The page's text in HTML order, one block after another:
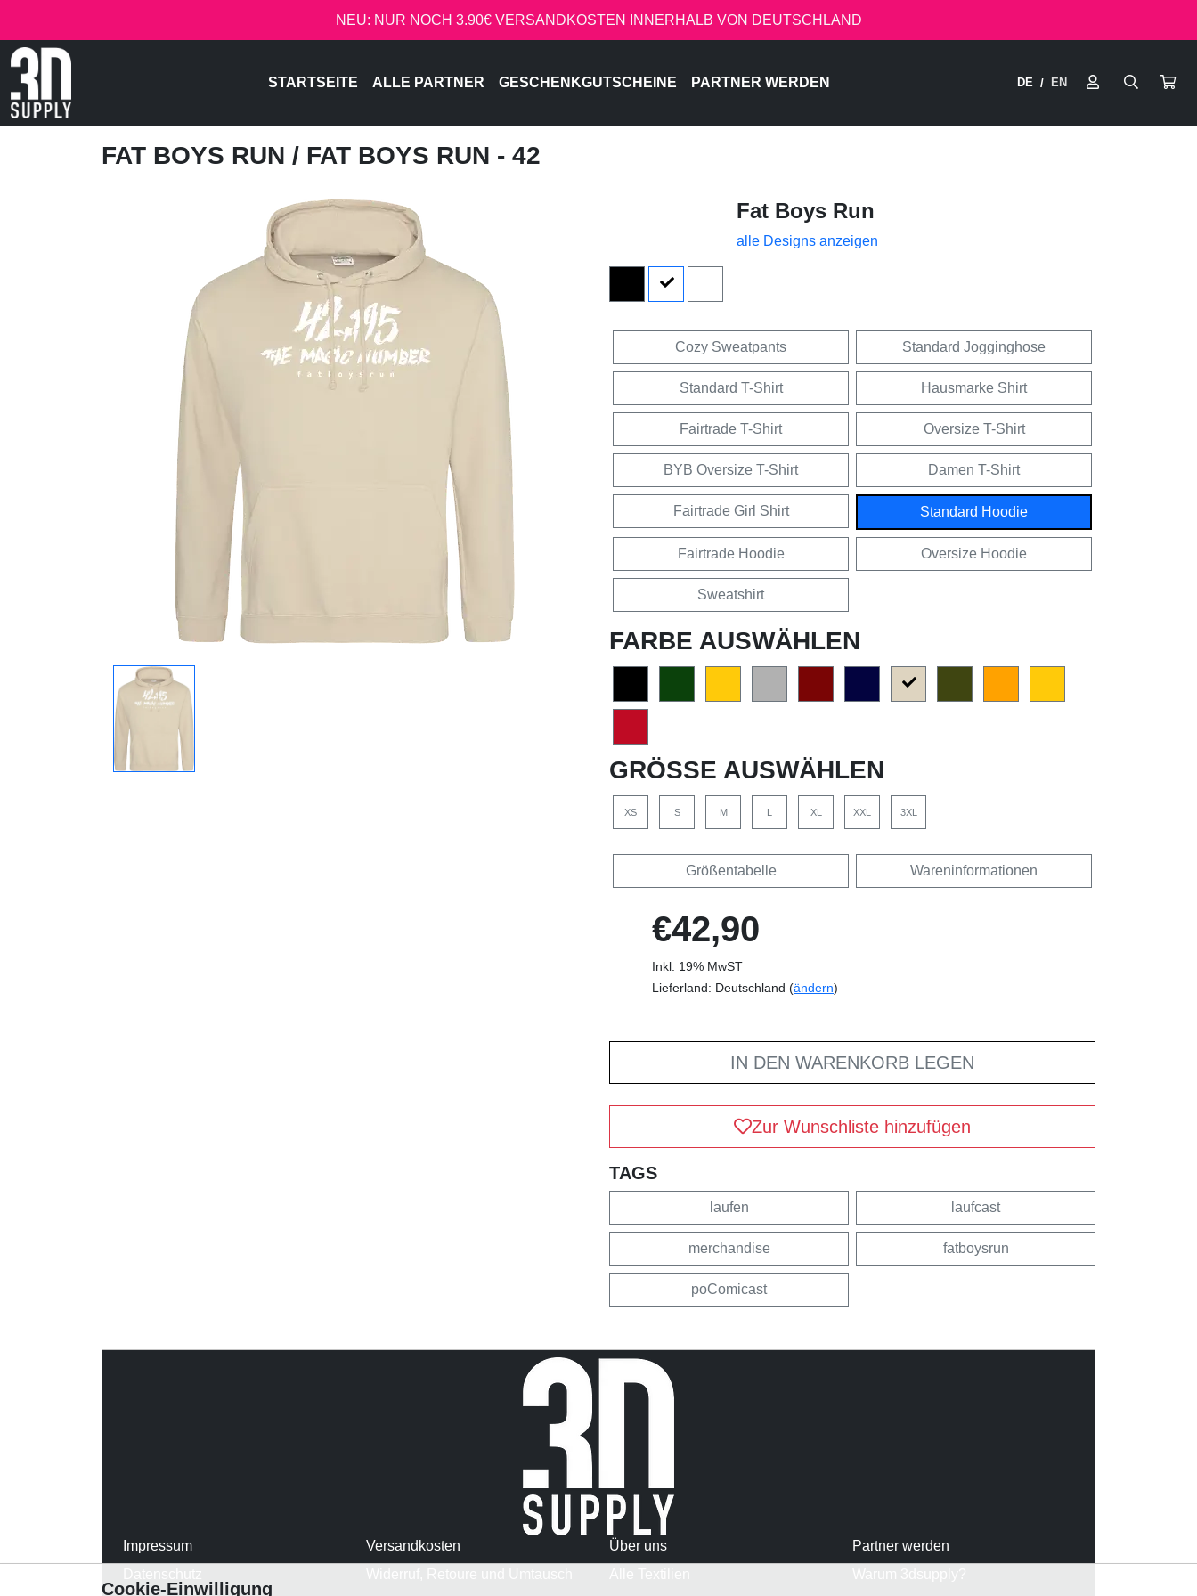
NEU: NUR NOCH 3.90€ VERSANDKOSTEN INNERHALB VON DEUTSCHLAND
STARTSEITE ALLE PARTNER GESCHENKGUTSCHEINE PARTNER WERDEN DE / EN
FAT BOYS RUN / FAT BOYS RUN - 42
Fat Boys Run
alle Designs anzeigen
Cozy Sweatpants Standard Jogginghose
Standard T-Shirt Hausmarke Shirt
Fairtrade T-Shirt Oversize T-Shirt
BYB Oversize T-Shirt Damen T-Shirt
Fairtrade Girl Shirt Standard Hoodie
Fairtrade Hoodie Oversize Hoodie
Sweatshirt
FARBE AUSWÄHLEN
GRÖSSE AUSWÄHLEN
XS S M L XL XXL 3XL
Größentabelle Wareninformationen
€42,90
Inkl. 19% MwST
Lieferland: Deutschland (ändern)
IN DEN WARENKORB LEGEN
Zur Wunschliste hinzufügen
TAGS
laufen laufcast
merchandise fatboysrun
poComicast
Impressum
Versandkosten
Über uns
Partner werden
Cookie-Einwilligung